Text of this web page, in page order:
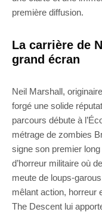
première diffusion.
La carrière de
grand écran
Neil Marshall,
forgé une solide
parcours débute à
métrage de zombies
signe son premier
d’horreur militaire où
meute de loups-
mêlant action, horreur
The Descent lui